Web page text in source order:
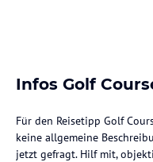
Infos Golf
Für den Reisetipp Golf
keine allgemeine
jetzt gefragt. Hilf mit,